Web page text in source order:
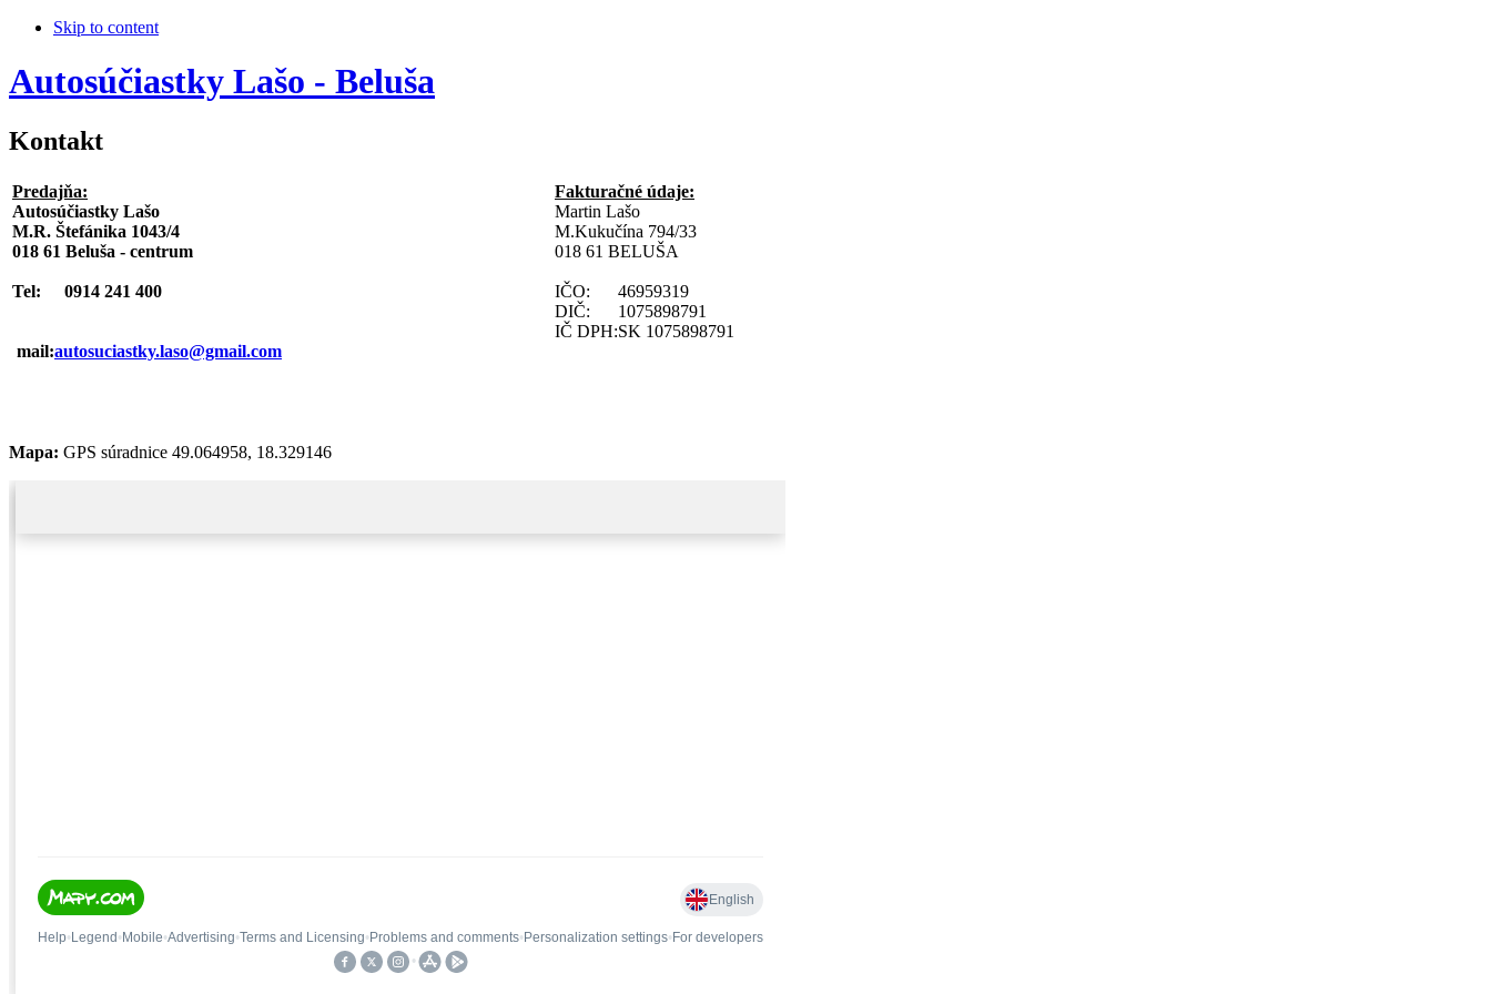
Skip to content
Autosúčiastky Lašo - Beluša
Kontakt
Predajňa:
Autosúčiastky Lašo
M.R. Štefánika 1043/4
018 61 Beluša - centrum
Tel: 0914 241 400
mail:autosuciastky.laso@gmail.com
Fakturačné údaje:
Martin Lašo
M.Kukučína 794/33
018 61 BELUŠA
IČO:
46959319
DIČ:
1075898791
IČ DPH:SK 1075898791
Mapa: GPS súradnice 49.064958, 18.329146